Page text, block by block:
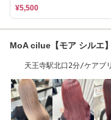
¥5,500
MoA cilue【モア シルエ】
天王寺駅北口2分/ケアブ